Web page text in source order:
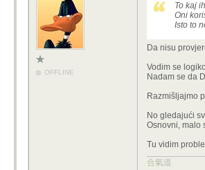
OFFLINE
To kaj
Oni
Isto to
Da nisu
Vodim se
Nadam se da
Razmišljajmo
No gledajući
Osnovni, malo
Tu vidim
合氣道